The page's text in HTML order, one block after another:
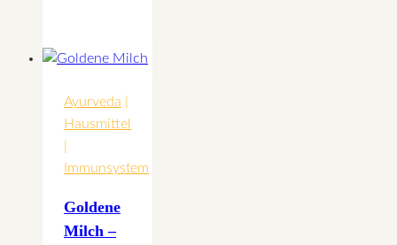
der
Ayurveda
Hausmittel
Immunsystem
Goldene
Milch –